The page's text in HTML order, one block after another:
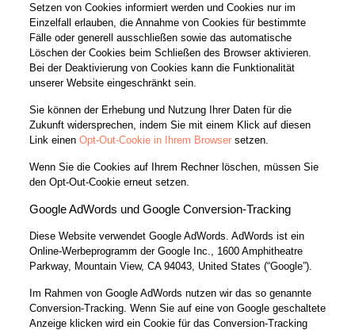
Setzen von Cookies informiert werden und Cookies nur im
Einzelfall erlauben, die Annahme von Cookies für bestimmte
Fälle oder generell ausschließen sowie das automatische
Löschen der Cookies beim Schließen des Browser aktivieren.
Bei der Deaktivierung von Cookies kann die Funktionalität
unserer Website eingeschränkt sein.
Sie können der Erhebung und Nutzung Ihrer Daten für die
Zukunft widersprechen, indem Sie mit einem Klick auf diesen
Link einen Opt-Out-Cookie in Ihrem Browsersetzen.
Wenn Sie die Cookies auf Ihrem Rechner löschen, müssen Sie
den Opt-Out-Cookie erneut setzen.
Google AdWords und Google Conversion-Tracking
Diese Website verwendet Google AdWords. AdWords ist ein
Online-Werbeprogramm der Google Inc., 1600 Amphitheatre
Parkway, Mountain View, CA 94043, United States (“Google”).
Im Rahmen von Google AdWords nutzen wir das so genannte
Conversion-Tracking. Wenn Sie auf eine von Google geschaltete
Anzeige klicken wird ein Cookie für das Conversion-Tracking